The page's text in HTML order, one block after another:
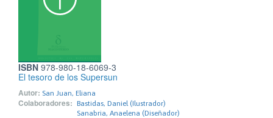
ISBN 978-980-18-6069-3
El tesoro de los Supersun
Autor: San Juan, Eliana
Colaboradores: Bastidas, Daniel (Ilustrador)
Sanabria, Anaelena (Diseñador)